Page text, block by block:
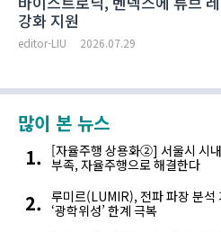
강화 지원
editor-LIU 2026.07.29
많이 본 뉴스
[자율주행 상용화②] 서울시 시
부족, 자율주행으로 해결한다
루미르(LUMIR), 전파 파장 분석
‘광학위성’ 한계 극복